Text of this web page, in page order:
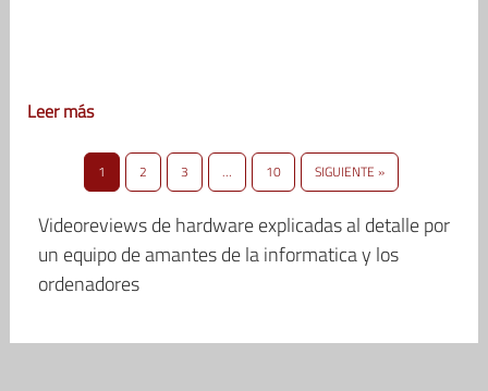
Leer más
1 2 3 … 10 SIGUIENTE »
Videoreviews de hardware explicadas al detalle por
un equipo de amantes de la informatica y los
ordenadores